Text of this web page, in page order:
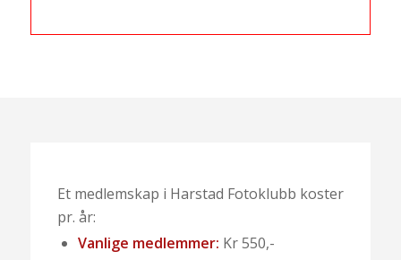
Et medlemskap i Harstad Fotoklubb koster
pr. år:
Vanlige medlemmer: Kr 550,-